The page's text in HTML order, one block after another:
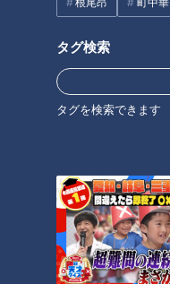
タグ検索
タグを検索できます
レも完備されています。